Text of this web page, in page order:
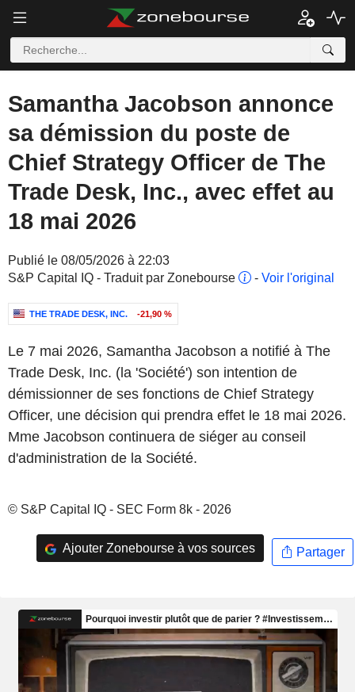
Samantha Jacobson annonce
sa démission du poste de
Chief Strategy Officer de The
Trade Desk, Inc., avec effet au
18 mai 2026
Publié le 08/05/2026 à 22:03
S&P Capital IQ - Traduit par Zonebourse
- Voir l'original
THE TRADE DESK, INC. -21,90 %
Le 7 mai 2026, Samantha Jacobson a notifié à The
Trade Desk, Inc. (la 'Société') son intention de
démissionner de ses fonctions de Chief Strategy
Officer, une décision qui prendra effet le 18 mai 2026.
Mme Jacobson continuera de siéger au conseil
d'administration de la Société.
© S&P Capital IQ - SEC Form 8k - 2026
Ajouter Zonebourse à vos sources Partager